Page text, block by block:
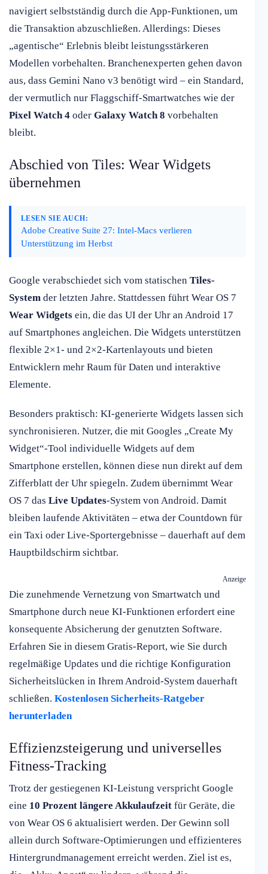
navigiert selbstständig durch die App-Funktionen, um
die Transaktion abzuschließen. Allerdings: Dieses
„agentische“ Erlebnis bleibt leistungsstärkeren
Modellen vorbehalten. Branchenexperten gehen davon
aus, dass Gemini Nano v3 benötigt wird – ein Standard,
der vermutlich nur Flaggschiff-Smartwatches wie der
Pixel Watch 4 oder Galaxy Watch 8 vorbehalten
bleibt.
Abschied von Tiles: Wear Widgets
übernehmen
LESEN SIE AUCH:
Adobe Creative Suite 27: Intel-Macs verlieren
Unterstützung im Herbst
Google verabschiedet sich vom statischen Tiles-
System der letzten Jahre. Stattdessen führt Wear OS 7
Wear Widgets ein, die das UI der Uhr an Android 17
auf Smartphones angleichen. Die Widgets unterstützen
flexible 2×1- und 2×2-Kartenlayouts und bieten
Entwicklern mehr Raum für Daten und interaktive
Elemente.
Besonders praktisch: KI-generierte Widgets lassen sich
synchronisieren. Nutzer, die mit Googles „Create My
Widget“-Tool individuelle Widgets auf dem
Smartphone erstellen, können diese nun direkt auf dem
Zifferblatt der Uhr spiegeln. Zudem übernimmt Wear
OS 7 das Live Updates-System von Android. Damit
bleiben laufende Aktivitäten – etwa der Countdown für
ein Taxi oder Live-Sportergebnisse – dauerhaft auf dem
Hauptbildschirm sichtbar.
Anzeige
Die zunehmende Vernetzung von Smartwatch und
Smartphone durch neue KI-Funktionen erfordert eine
konsequente Absicherung der genutzten Software.
Erfahren Sie in diesem Gratis-Report, wie Sie durch
regelmäßige Updates und die richtige Konfiguration
Sicherheitslücken in Ihrem Android-System dauerhaft
schließen. Kostenlosen Sicherheits-Ratgeber
herunterladen
Effizienzsteigerung und universelles
Fitness-Tracking
Trotz der gestiegenen KI-Leistung verspricht Google
eine 10 Prozent längere Akkulaufzeit für Geräte, die
von Wear OS 6 aktualisiert werden. Der Gewinn soll
allein durch Software-Optimierungen und effizienteres
Hintergrundmanagement erreicht werden. Ziel ist es,